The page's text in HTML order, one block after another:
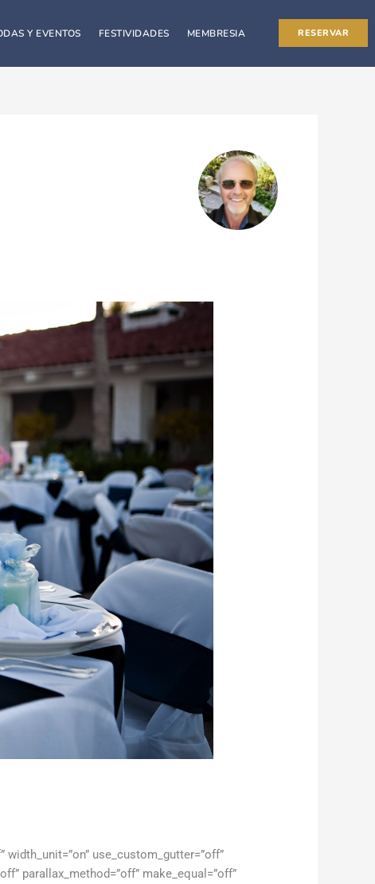
Y EVENTOS FESTIVIDADES MEMBRESIA RESERVAR
use_custom_gutter=”off”
parallax_method=”off” make_equal=”off”